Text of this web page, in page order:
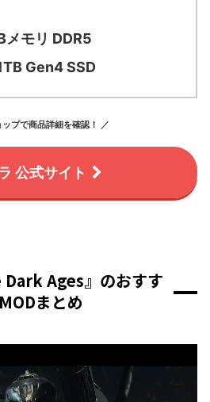
メモリ DDR5
Gen4 SSD
ップで商品詳細を確認！ ／
公式サイト
Dark Ages』のおすす
まとめ